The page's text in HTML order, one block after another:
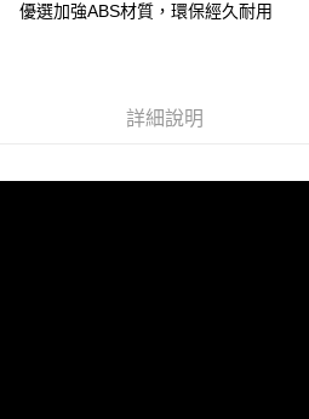
優選加強ABS材質，環保經久耐用
詳細說明